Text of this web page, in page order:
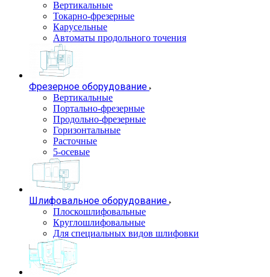
Вертикальные
Токарно-фрезерные
Карусельные
Автоматы продольного точения
Фрезерное оборудование
Вертикальные
Портально-фрезерные
Продольно-фрезерные
Горизонтальные
Расточные
5-осевые
Шлифовальное оборудование
Плоскошлифовальные
Круглошлифовальные
Для специальных видов шлифовки